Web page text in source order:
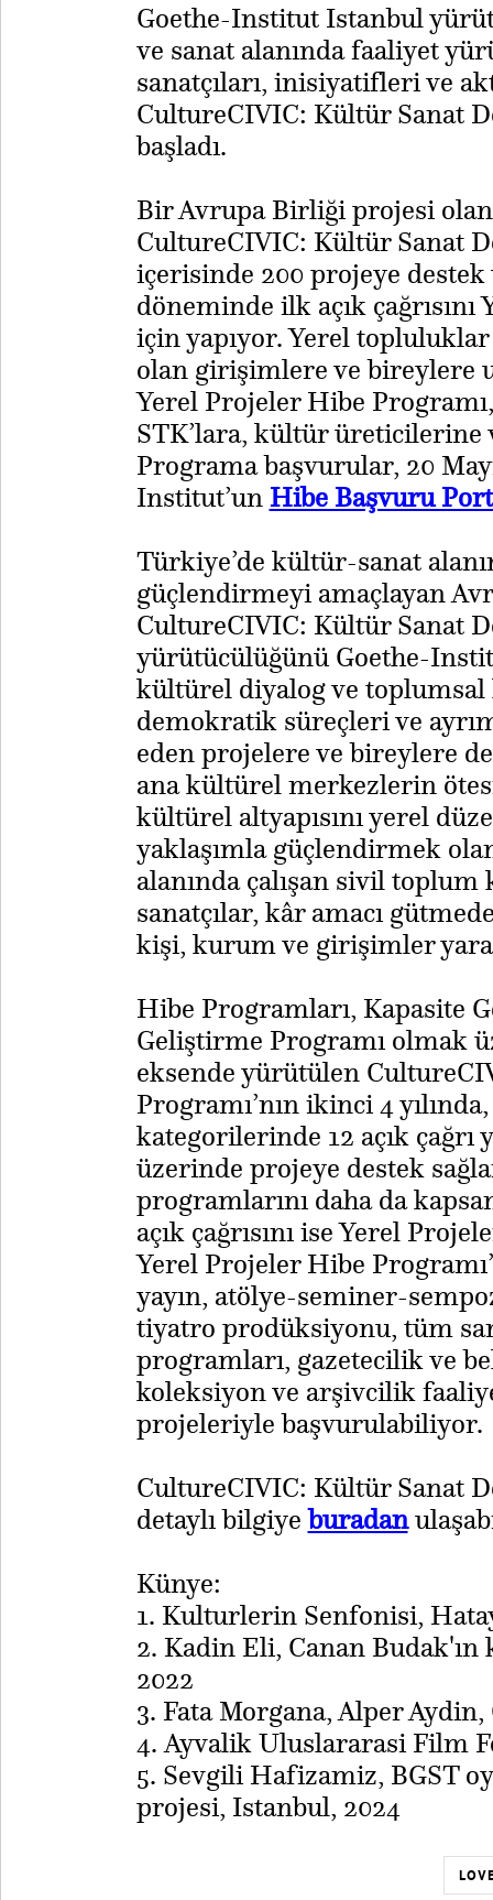
Goethe-Institut Istanbul
ve sanat alanında faaliyet
sanatçıları, inisiyatifleri ve
CultureCIVIC: Kültür Sanat
başladı.
Bir Avrupa Birliği projesi olan
CultureCIVIC: Kültür Sanat
içerisinde 200 projeye
döneminde ilk açık
için yapıyor. Yerel
olan girişimlere ve bireylere
Yerel Projeler Hibe
STK’lara, kültür üreticilerine
Programa başvurular, 20
Institut’un Hibe Başvuru
Türkiye’de kültür-sanat
güçlendirmeyi amaçlayan
CultureCIVIC: Kültür Sanat
yürütücülüğünü Goethe-
kültürel diyalog ve toplumsal
demokratik süreçleri ve
eden projelere ve bireylere
ana kültürel merkezlerin
kültürel altyapısını yerel
yaklaşımla güçlendirmek
alanında çalışan sivil
sanatçılar, kâr amacı
kişi, kurum ve girişimler
Hibe Programları, Kapasite
Geliştirme Programı olmak
eksende yürütülen
Programı’nın ikinci 4
kategorilerinde 12 açık çağrı
üzerinde projeye destek
programlarını daha da
açık çağrısını ise Yerel
Yerel Projeler Hibe
yayın, atölye-seminer-
tiyatro prodüksiyonu, tüm
programları, gazetecilik ve
koleksiyon ve arşivcilik
projeleriyle başvurulabiliyor.
​CultureCIVIC: Kültür Sanat
detaylı bilgiyeburadan
Künye:
1. Kulturlerin Senfonisi,
2. Kadin Eli, Canan
2022
3. Fata Morgana, Alper
4. Ayvalik Uluslararasi Film
5. Sevgili Hafizamiz, BGST
projesi, Istanbul, 2024